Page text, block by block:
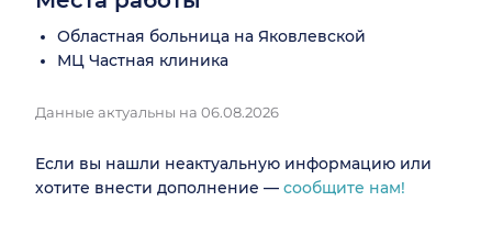
Областная больница на Яковлевской
МЦ Частная клиника
Данные актуальны на 06.08.2026
Если вы нашли неактуальную информацию или
хотите внести дополнение — сообщите нам!